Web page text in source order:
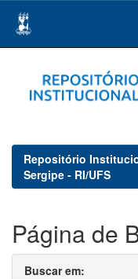
navigation
Repositório
Sergipe - RI/UFS
Página de
Buscar em: